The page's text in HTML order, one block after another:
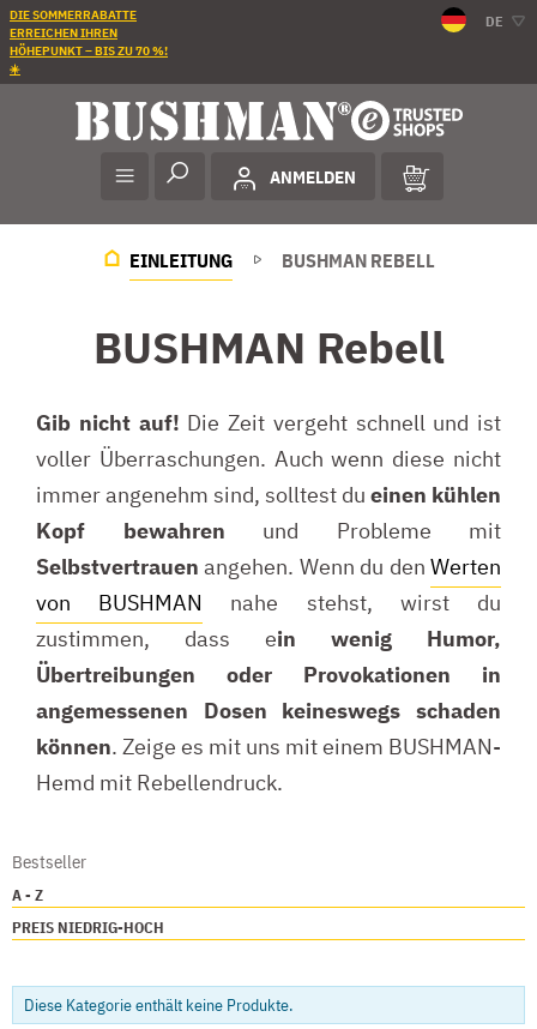
DIE SOMMERRABATTE
ERREICHEN IHREN
HÖHEPUNKT – BIS ZU 70 %!
☀️
DE
ANMELDEN
EINLEITUNG BUSHMAN REBELL
BUSHMAN Rebell
Gib nicht auf! Die Zeit vergeht schnell und ist
voller Überraschungen. Auch wenn diese nicht
immer angenehm sind, solltest du einen kühlen
Kopf bewahren und Probleme mit
Selbstvertrauenangehen. Wenn du denWerten
von BUSHMAN nahe stehst, wirst du
zustimmen, dass ein wenig Humor,
Übertreibungen oder Provokationen in
angemessenen Dosen
keineswegs schaden
können. Zeige es mit uns mit einem BUSHMAN-
Hemd mit Rebellendruck.
Bestseller
A - Z
PREIS NIEDRIG-HOCH
Diese Kategorie enthält keine Produkte.